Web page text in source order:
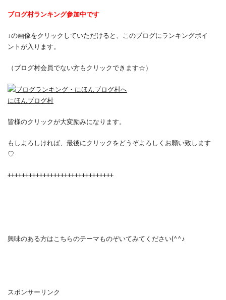
ブログ村ランキング参加中です
↓の画像をクリックしていただけると、このブログにランキングポイ
ントが入ります。
（ブログ村会員でない方もクリックできます☆）
にほんブログ村
皆様のクリックが大変励みになります。
もしよろしければ、最後にクリックをどうぞよろしくお願い致します
♡
++++++++++++++++++++++++++++++
興味のある方はこちらのテーマものぞいてみてください(^^♪
スポンサーリンク